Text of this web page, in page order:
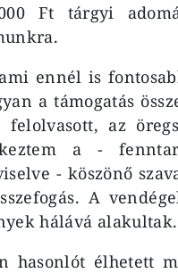
Ft tárgyi
ennél is
a támogatás
felolvasott, az
a -
- köszönő
A
hálává alakultak.
hasonlót élhetett